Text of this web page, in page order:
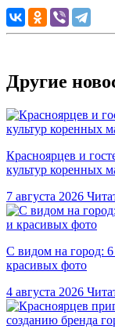
Другие
Красноярцев и
культур коренных
7 августа 2026
С видом на город: 6
красивых фото
4 августа 2026